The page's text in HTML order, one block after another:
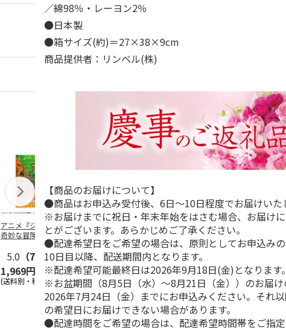
アニメ『ジョジョの
奇妙な冒険 黄金の
風』チョコラータと
セッ…
5.0 （7）
1,969円
(送料別・税込)
水森亜土／ステッカ
ーセット
600円
(送料別・税込)
リラックマ／マルチ
ケース
5.0（6）
1,100円
(送料別・税込)
優勝力士純金製
【安青錦】
605,000円
(送料・税込)
／綿98％・レーヨン2％
●日本製
●箱サイズ(約)＝27×38×9cm
商品提供者：リンベル(株)
【商品のお届けについて】
●商品はお申込み受付後、6日～10日程度でお届けいた
※お届けまでに祝日・年末年始をはさむ場合、お届け
とがございます。あらかじめご了承ください。
●配達希望日をご希望の場合は、原則としてお申込み
10日目以降、配送期間内となります。
※配達希望可能最終日は2026年9月18日(金)となります。
※お盆期間（8月5日（水）～8月21日（金））のお届け
2026年7月24日（金）までにお申込みください。それ
の希望日にお届けできない場合があります。
●配達時間をご希望の場合は、配達希望時間帯をご指定